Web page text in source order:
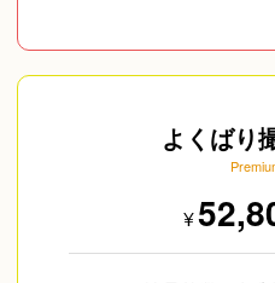
遺影
よくばり
¥